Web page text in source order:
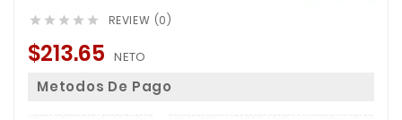
     REVIEW (0)
$213.65 NETO
Metodos De Pago